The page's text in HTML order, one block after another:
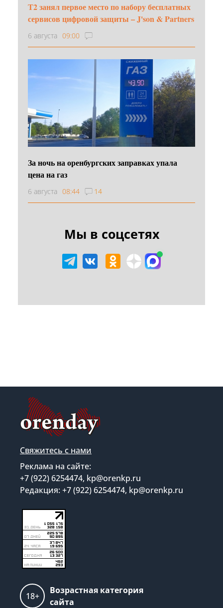
Т2 занял первое место по набору бесплатных
сервисов цифровой защиты – J'son & Partners
6 августа 09:00
За ночь на оренбургских заправках упала
цена на газ
6 августа 08:44 14
Мы в соцсетях
Свяжитесь с нами
Реклама на сайте:
+7 (922) 6254474, kp@orenkp.ru
Редакция: +7 (922) 6254474, kp@orenkp.ru
18+
Возрастная категория
сайта